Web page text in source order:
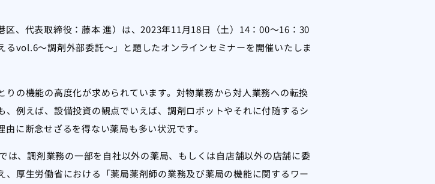
、代表取締役：藤本 進）は、2023年11月18日（土）14：00～16：30
vol.6～調剤外部委託～」と題したオンラインセミナーを開催いたしま
の機能の高度化が求められています。対物業務から対人業務への転換
例えば、設備投資の観点でいえば、調剤ロボットやそれに付随するシ
に断念せざるを得ない薬局も多い状況です。
、調剤業務の一部を自社以外の薬局、もしくは自店舗以外の店舗に委
厚生労働省における「薬局薬剤師の業務及び薬局の機能に関するワー